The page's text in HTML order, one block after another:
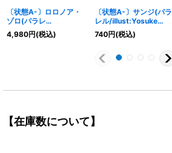
〔状態A-〕ロロノア・
ゾロ(パラレ
ル/illust:otton)【L/P】
{OP12-020}
4,980円(税込)
〔状態A-〕サンジ(パラ
レル/illust:Yosuke
Adachi)【R/P】{EB04-
052}
740円(税込)
【在庫数について】